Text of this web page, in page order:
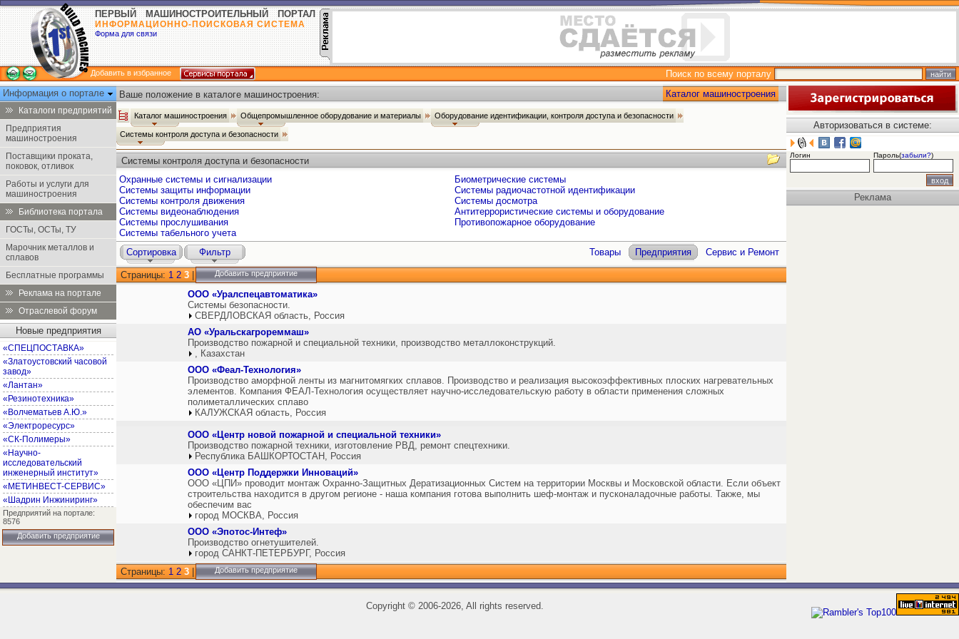
ПЕРВЫЙ МАШИНОСТРОИТЕЛЬНЫЙ ПОРТАЛ
ИНФОРМАЦИОННО-ПОИСКОВАЯ СИСТЕМА
Форма для связи
Добавить в избранное
Поиск по всему порталу
Информация о портале
Каталоги предприятий
Предприятия
машиностроения
Поставщики проката,
поковок, отливок
Работы и услуги для
машиностроения
Библиотека портала
ГОСТы, ОСТы, ТУ
Марочник металлов и
сплавов
Бесплатные программы
Реклама на портале
Отраслевой форум
Новые предприятия
«СПЕЦПОСТАВКА»
«Златоустовский часовой
завод»
«Лантан»
«Резинотехника»
«Волчематьев А.Ю.»
«Электроресурс»
«СК-Полимеры»
«Научно-
исследовательский
инженерный институт»
«МЕТИНВЕСТ-СЕРВИС»
«Шадрин Инжиниринг»
Предприятий на портале:
8576
Добавить предприятие
Ваше положение в каталоге машиностроения: Каталог машиностроения
Каталог машиностроения Общепромышленное оборудование и материалы Оборудование идентификации, контроля доступа и безопасности
Системы контроля доступа и безопасности
Системы контроля доступа и безопасности
Охранные системы и сигнализации
Системы защиты информации
Системы контроля движения
Системы видеонаблюдения
Системы прослушивания
Системы табельного учета
Биометрические системы
Системы радиочастотной идентификации
Системы досмотра
Антитеррористические системы и оборудование
Противопожарное оборудование
Сортировка Фильтр Товары Предприятия Сервис и Ремонт
Страницы: 1 2 3 Добавить предприятие
ООО «Уралспецавтоматика»
Системы безопасности.
СВЕРДЛОВСКАЯ область, Россия
АО «Уральскагрореммаш»
Производство пожарной и специальной техники, производство металлоконструкций.
, Казахстан
ООО «Феал-Технология»
Производство аморфной ленты из магнитомягких сплавов. Производство и реализация высокоэффективных плоских нагревательных
элементов. Компания ФЕАЛ-Технология осуществляет научно-исследовательскую работу в области применения сложных
полиметаллических сплаво
КАЛУЖСКАЯ область, Россия
ООО «Центр новой пожарной и специальной техники»
Производство пожарной техники, изготовление РВД, ремонт спецтехники.
Республика БАШКОРТОСТАН, Россия
ООО «Центр Поддержки Инноваций»
ООО «ЦПИ» проводит монтаж Охранно-Защитных Дератизационных Систем на территории Москвы и Московской области. Если объект
строительства находится в другом регионе - наша компания готова выполнить шеф-монтаж и пусконаладочные работы. Также, мы
обеспечим вас
город МОСКВА, Россия
ООО «Эпотос-Интеф»
Производство огнетушителей.
город САНКТ-ПЕТЕРБУРГ, Россия
Страницы: 1 2 3 Добавить предприятие
Авторизоваться в системе:
Логин Пароль(забыли?)
Реклама
Copyright ©2006-2026, All rights reserved.